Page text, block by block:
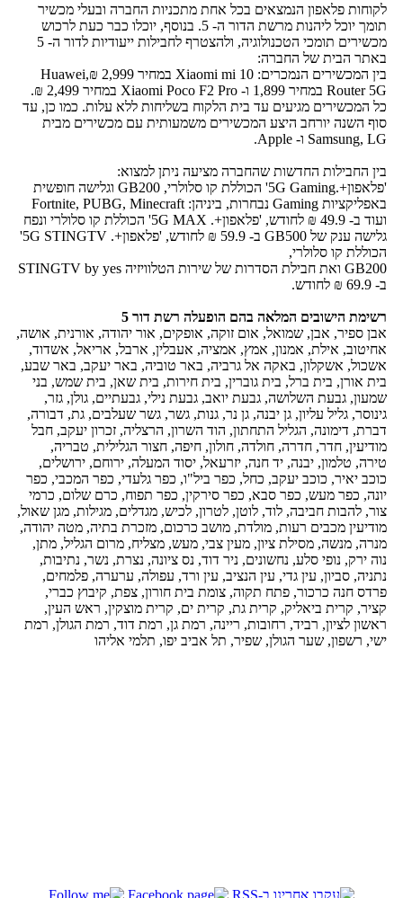
לקוחות פלאפון הנמצאים בכל אחת מתכניות החברה ובעלי מכשיר
תומך יוכל ליהנות מרשת הדור ה- 5. בנוסף, יוכלו כבר כעת לרכוש
מכשירים תומכי הטכנולוגיה, ולהצטרף לחבילות ייעודיות לדור ה- 5
באתר הבית של החברה:
בין המכשירים הנמכרים: Xiaomi mi 10 במחיר 2,999 ₪,Huawei
Router 5G במחיר 1,899 ו- Xiaomi Poco F2 Pro במחיר 2,499 ₪.
כל המכשירים מגיעים עד בית הלקוח בשליחות ללא עלות. כמו כן, עד
סוף השנה יורחב היצע המכשירים משמעותית עם מכשירים מבית
Samsung, LG ו- Apple.
בין החבילות החדשות שהחברה מציעה ניתן למצוא:
'פלאפון+.5G Gaming' הכוללת קו סלולרי, GB200 וגלישה חופשית
באפליקציות Gaming נבחרות, ביניהן: Fortnite, PUBG, Minecraft
ועוד ב- 49.9 ₪ לחודש, 'פלאפון+. 5G MAX' הכוללת קו סלולרי ונפח
גלישה ענק של GB500 ב- 59.9 ₪ לחודש, 'פלאפון+. 5G STINGTV'
הכוללת קו סלולרי,
GB200 ואת חבילת הסדרות של שירות הטלוויזיה STINGTV by yes
ב- 69.9 ₪ לחודש.
רשימת הישובים המלאה בהם הופעלה רשת דור 5
אבן ספיר, אבן, שמואל, אום זוקה, אופקים, אור יהודה, אורנית, אושה,
אחיטוב, אילת, אמנון, אמץ, אמציה, אעבלין, ארבל, אריאל, אשדוד,
אשכול, אשקלון, באקה אל גרביה, באר טוביה, באר יעקב, באר שבע,
בית אורן, בית ברל, בית גוברין, בית חירות, בית שאן, בית שמש, בני
שמעון, גבעת השלושה, גבעת יואב, גבעת נילי, גבעתיים, גולן, גזר,
גינוסר, גליל עליון, גן יבנה, גן נר, גנות, גשר, גשר שעלבים, גת, דבורה,
דברת, דימונה, הגליל התחתון, הוד השרון, הרצליה, זכרון יעקב, חבל
מודיעין, חדר, חדרה, חולדה, חולון, חיפה, חצור הגלילית, טבריה,
טירה, טלמון, יבנה, יד חנה, יזרעאל, יסוד המעלה, ירוחם, ירושלים,
כוכב יאיר, כוכב יעקב, כחל, כפר ביל"ו, כפר גלעדי, כפר המכבי, כפר
יונה, כפר מעש, כפר סבא, כפר סירקין, כפר תפוח, כרם שלום, כרמי
צור, להבות חביבה, לוד, לוטן, לטרון, לכיש, מגדלים, מגילות, מגן שאול,
מודיעין מכבים רעות, מולדת, מושב כרכום, מזכרת בתיה, מטה יהודה,
מנרה, מנשה, מסילת ציון, מעין צבי, מעש, מצליח, מרום הגליל, מתן,
נוה ירק, נופי סלע, נחשונים, ניר דוד, נס ציונה, נצרת, נשר, נתיבות,
נתניה, סביון, עין גדי, עין הנציב, עין ורד, עפולה, ערערה, פלמחים,
פרדס חנה כרכור, פתח תקוה, צומת בית חורון, צפת, קיבוץ כברי,
קציר, קרית ביאליק, קרית גת, קרית ים, קרית מוצקין, ראש העין,
ראשון לציון, רביד, רחובות, ריינה, רמת גן, רמת דוד, רמת הגולן, רמת
ישי, רשפון, שער הגולן, שפיר, תל אביב יפו, תלמי אליהו